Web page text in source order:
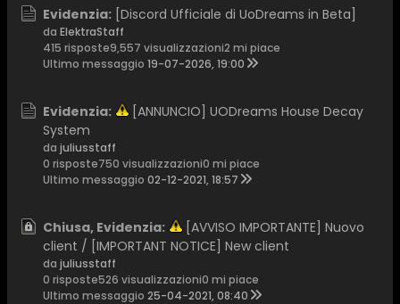
Evidenzia: [Discord Ufficiale di UoDreams in Beta]
da ElektraStaff
415 risposte9,557 visualizzazioni2 mi piace
Ultimo messaggio 19-07-2026, 19:00
Evidenzia:
[ANNUNCIO] UODreams House Decay
System
da juliusstaff
0 risposte750 visualizzazioni0 mi piace
Ultimo messaggio 02-12-2021, 18:57
Chiusa, Evidenzia:
[AVVISO IMPORTANTE] Nuovo
client / [IMPORTANT NOTICE] New client
da juliusstaff
0 risposte526 visualizzazioni0 mi piace
Ultimo messaggio 25-04-2021, 08:40